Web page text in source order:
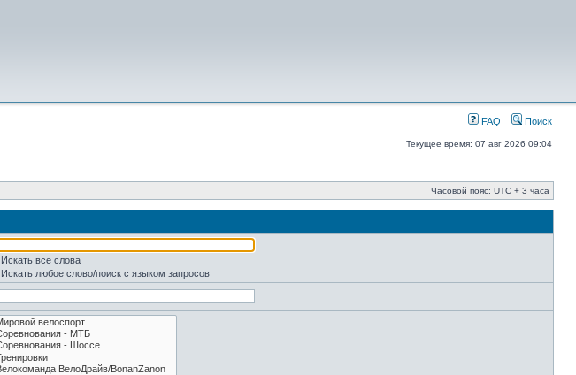
FAQ Поиск
Текущее время: 07 авг 2026 09:04
Часовой пояс: UTC + 3 часа
Искать все слова
Искать любое слово/поиск с языком запросов